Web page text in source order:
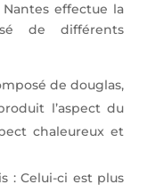
effectue la
de différents
de douglas,
l’aspect du
chaleureux et
: Celui-ci est plus